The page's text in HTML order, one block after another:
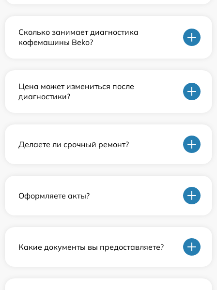
Сколько занимает диагностика
кофемашины Beko?
Цена может измениться после
диагностики?
Делаете ли срочный ремонт?
Оформляете акты?
Какие документы вы предоставляете?